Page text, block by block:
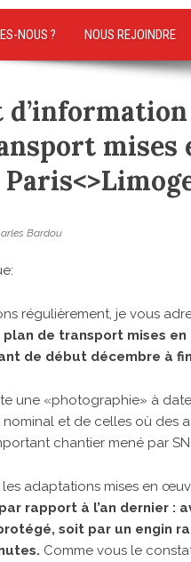
NOUS ? NOUS REJOINDRE
Bardou
régulièrement, je vous
de transport mises
de début décembre à
une «photographie» à
et de celles où des
chantier mené par
adaptations mises en
rapport à l’an dernier :
soit par un engin
Comme vous le